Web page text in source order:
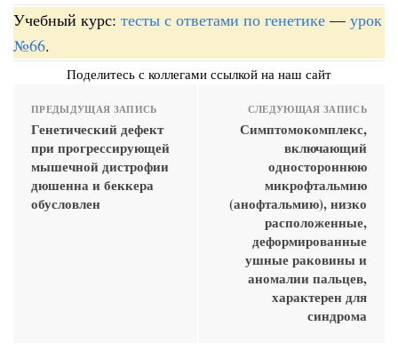
Учебный курс: тесты с ответами по генетике — урок
№66.
Поделитесь с коллегами ссылкой на наш сайт
ПРЕДЫДУЩАЯ ЗАПИСЬ
Генетический дефект
при прогрессирующей
мышечной дистрофии
дюшенна и беккера
обусловлен
СЛЕДУЮЩАЯ ЗАПИСЬ
Симптомокомплекс,
включающий
одностороннюю
микрофтальмию
(анофтальмию), низко
расположенные,
деформированные
ушные раковины и
аномалии пальцев,
характерен для
синдрома